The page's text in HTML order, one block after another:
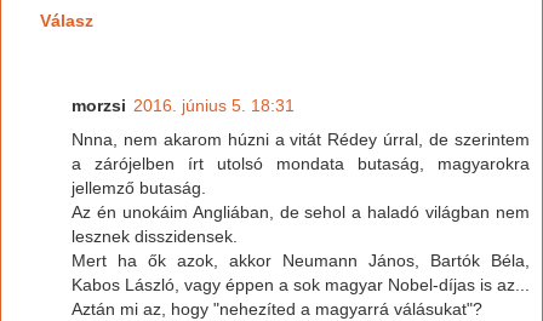
Válasz
morzsi 2016. június 5. 18:31
Nnna, nem akarom húzni a vitát Rédey úrral, de szerintem
a zárójelben írt utolsó mondata butaság, magyarokra
jellemző butaság.
Az én unokáim Angliában, de sehol a haladó világban nem
lesznek disszidensek.
Mert ha ők azok, akkor Neumann János, Bartók Béla,
Kabos László, vagy éppen a sok magyar Nobel-díjas is az...
Aztán mi az, hogy "nehezíted a magyarrá válásukat"?